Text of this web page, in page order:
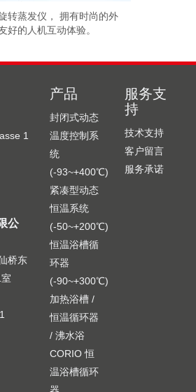
转蒸发仪， 拥有时尚的外
好的人机互动体验。
1
公
桥东
产品
封闭式动态
温度控制系
统
(-93~+400℃)
紧凑型动态
恒温系统
(-50~+200℃)
恒温浴槽循
环器
(-90~+300℃)
加热浴槽 /
恒温循环器
/ 沸水浴
CORIO 恒
温浴槽循环
服务支
持
技术支持
客户留言
服务承诺